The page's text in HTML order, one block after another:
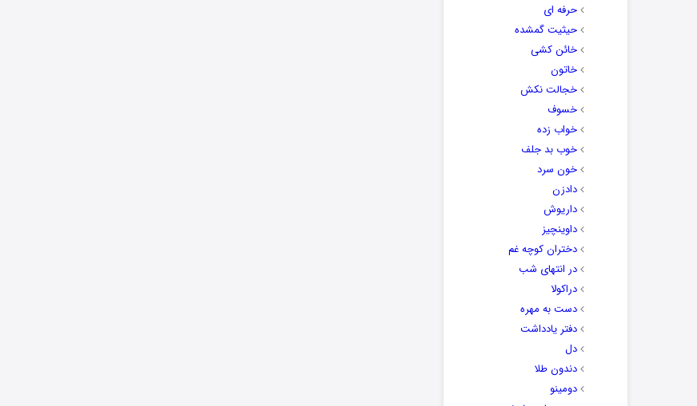
حرفه ای
حیثیت گمشده
خائن کشی
خاتون
خجالت نکش
خسوف
خواب زده
خوب بد جلف
خون سرد
دادزن
داریوش
داوینچیز
دختران کوچه غم
در انتهای شب
دراکولا
دست به مهره
دفتر یادداشت
دل
دندون طلا
دومینو